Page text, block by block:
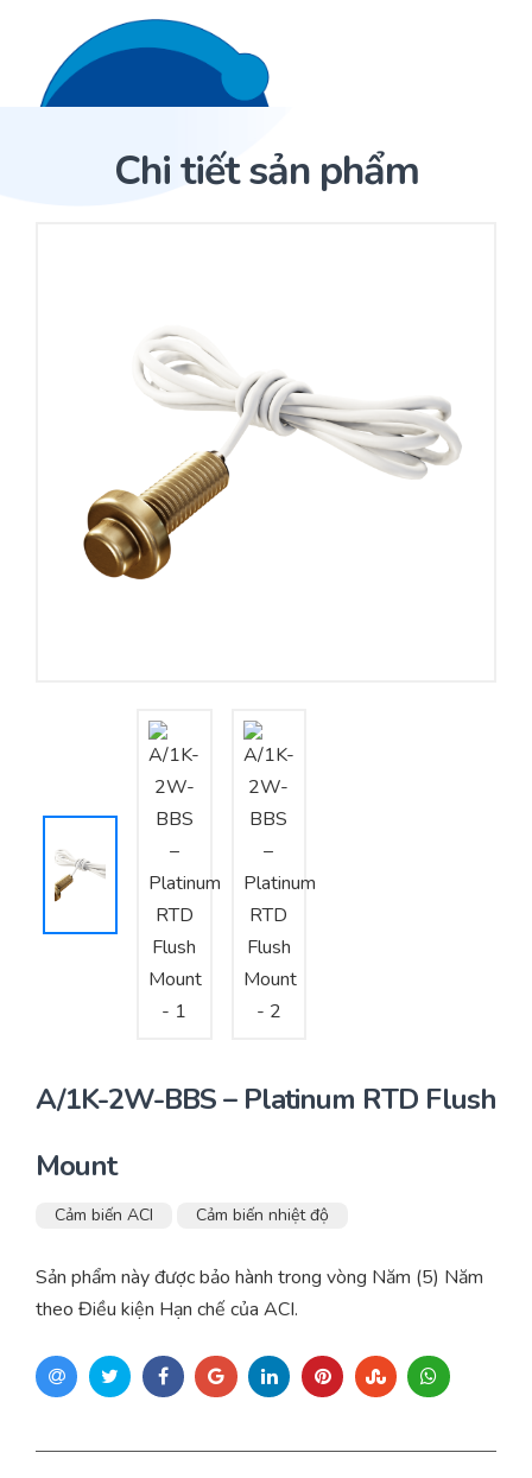
Trang Chủ
Nhà phân phối cảm biến
Nhà sản xuất thiết bị điều khiển
Cung cấp giải pháp quản lý cho toà nhà (BMS)
Bảo trì – Bảo dưỡng hệ thống
Thi công – Lắp đặt hệ thống HVAC
Hợp tác
Yêu cầu báo giá
Chi tiết sản phẩm
A/1K-2W-BBS – Platinum RTD Flush
Mount
Cảm biến ACI Cảm biến nhiệt độ
Sản phẩm này được bảo hành trong vòng Năm (5) Năm
theo Điều kiện Hạn chế của ACI.